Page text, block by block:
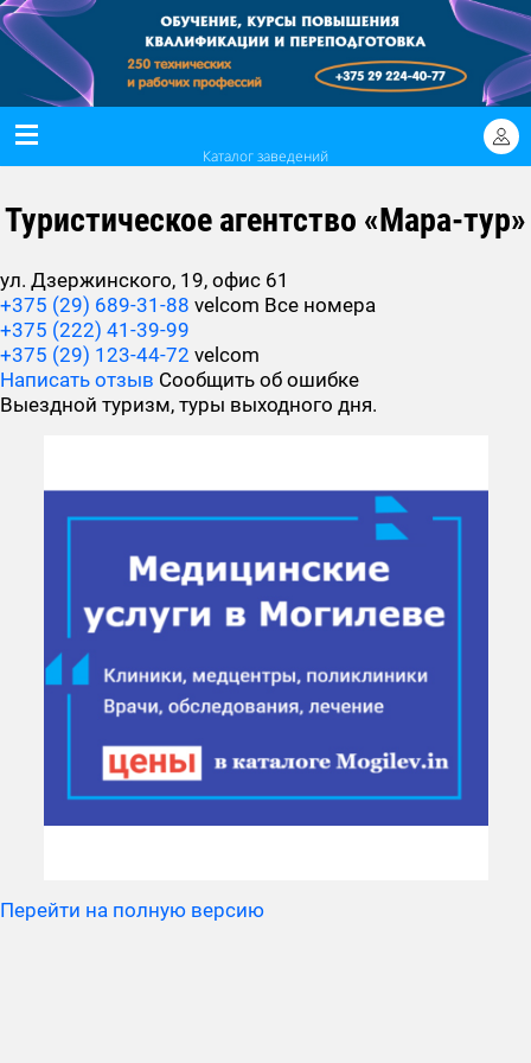
Каталог заведений
Туристическое агентство «Мара-тур»
ул. Дзержинского, 19, офис 61
+375 (29) 689-31-88 velcom Все номера
+375 (222) 41-39-99
+375 (29) 123-44-72 velcom
Написать отзыв Сообщить об ошибке
Выездной туризм, туры выходного дня.
Перейти на полную версию